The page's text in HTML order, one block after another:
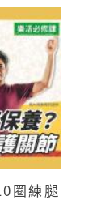
圈練腿